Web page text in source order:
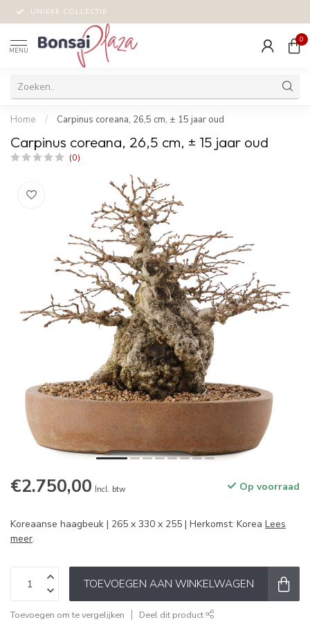
UNIEKE COLLECTIE
MENU
0
Home / Carpinus coreana, 26,5 cm, ± 15 jaar oud
Carpinus coreana, 26,5 cm, ± 15 jaar oud
(0)
€2.750,00 Incl. btw Op voorraad
Koreaanse haagbeuk | 265 x 330 x 255 | Herkomst: Korea Lees
meer.
TOEVOEGEN AAN WINKELWAGEN
Toevoegen om te vergelijken Deel dit product